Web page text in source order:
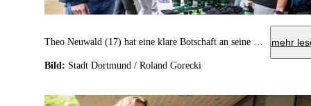
Theo Neuwald (17) hat eine klare Botschaft an seine Generation: „Geht wählen, es ist wichtig, ist ja auch für euch.“ mehr
Bild: Stadt Dortmund / Roland Gorecki